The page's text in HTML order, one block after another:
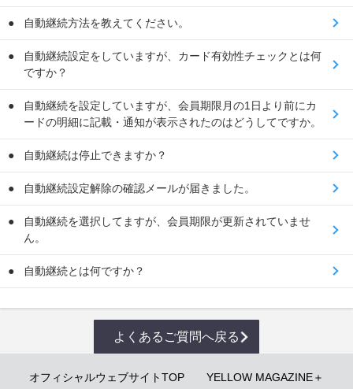
自動継続方法を教えてください。
自動継続設定をしていますが、カード有効性チェックとは何
ですか？
自動継続を設定していますが、会員期限月の1日より前にカ
ードの明細に記載・通知が表示されたのはどうしてですか。
自動継続は停止できますか？
自動継続設定解除の確認メールが届きました。
自動継続を選択してますが、会員期限が更新されていませ
ん。
自動継続とは何ですか？
よくあるご質問へ戻る
オフィシャルウェブサイトTOP YELLOW MAGAZINE＋